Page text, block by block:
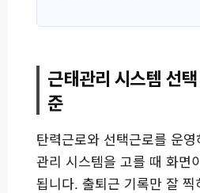
근태관리 시스템 선
준
탄력근로와 선택근로를 운
관리 시스템을 고를 때 화면
됩니다. 출퇴근 기록만 잘 찍